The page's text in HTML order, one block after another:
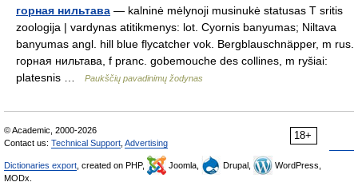
горная нильтава — kalninė mėlynoji musinukė statusas T sritis
zoologija | vardynas atitikmenys: lot. Cyornis banyumas; Niltava
banyumas angl. hill blue flycatcher vok. Bergblauschnäpper, m rus.
горная нильтава, f pranc. gobemouche des collines, m ryšiai:
platesnis …
Paukščių pavadinimų žodynas
18+
© Academic, 2000-2026
Contact us: Technical Support Advertising
Dictionaries export , created on PHP, Joomla, Drupal,
WordPress,
MODx.